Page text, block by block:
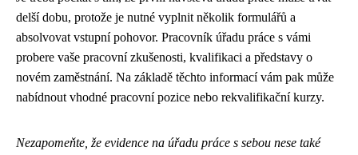
delší dobu, protože je nutné vyplnit několik formulářů a
absolvovat vstupní pohovor. Pracovník úřadu práce s vámi
probere vaše pracovní zkušenosti, kvalifikaci a představy o
novém zaměstnání. Na základě těchto informací vám pak může
nabídnout vhodné pracovní pozice nebo rekvalifikační kurzy.
Nezapomeňte, že evidence na úřadu práce s sebou nese také